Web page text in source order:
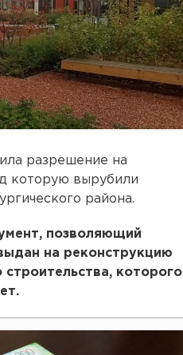
разрешение на
которую вырубили
района.
позволяющий
на реконструкцию
которого